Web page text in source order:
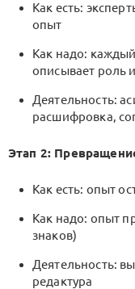
Как есть:
опыт
Как надо:
описывает роль
Деятельность:
расшифровка,
Этап 2:
Как есть: опыт
Как надо: опыт
знаков)
Деятельность:
редактура